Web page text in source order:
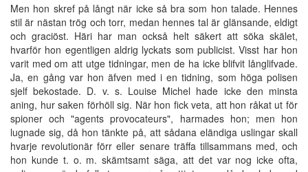
Men hon skref på långt när icke så bra som hon talade. Hennes
stil är nästan trög och torr, medan hennes tal är glänsande, eldigt
och graciöst. Häri har man också helt säkert att söka skälet,
hvarför hon egentligen aldrig lyckats som publicist. Visst har hon
varit med om att utge tidningar, men de ha icke blifvit långlifvade.
Ja, en gång var hon äfven med i en tidning, som höga polisen
sjelf bekostade. D. v. s. Louise Michel hade icke den minsta
aning, hur saken förhöll sig. När hon fick veta, att hon råkat ut för
spioner och "agents provocateurs", harmades hon; men hon
lugnade sig, då hon tänkte på, att sådana eländiga uslingar skall
hvarje revolutionär förr eller senare träffa tillsammans med, och
hon kunde t. o. m. skämtsamt säga, att det var nog icke ofta,